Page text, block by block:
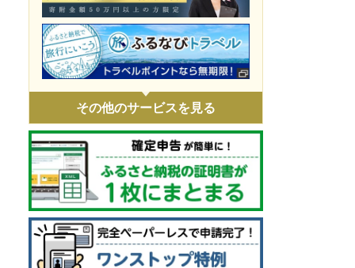
令和7年9・10月台風・豪雨 災害支援
令和7年 埼玉県白岡市役所火災に伴う支
援
令和7年1・2月豪雪 災害支援
令和6年9月能登豪雨 災害支援
令和6年能登半島地震 災害支援
ウクライナ情勢による人道支援
その他のサービスを見る